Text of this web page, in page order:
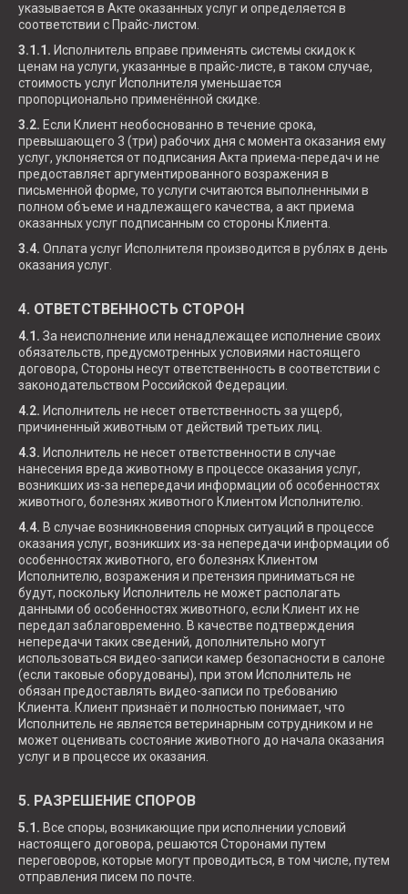
указывается в Акте оказанных услуг и определяется в
соответствии с Прайс-листом.
3.1.1. Исполнитель вправе применять системы скидок к
ценам на услуги, указанные в прайс-листе, в таком случае,
стоимость услуг Исполнителя уменьшается
пропорционально применённой скидке.
3.2. Если Клиент необоснованно в течение срока,
превышающего 3 (три) рабочих дня с момента оказания ему
услуг, уклоняется от подписания Акта приема-передач и не
предоставляет аргументированного возражения в
письменной форме, то услуги считаются выполненными в
полном объеме и надлежащего качества, а акт приема
оказанных услуг подписанным со стороны Клиента.
3.4. Оплата услуг Исполнителя производится в рублях в день
оказания услуг.
4. ОТВЕТСТВЕННОСТЬ СТОРОН
4.1. За неисполнение или ненадлежащее исполнение своих
обязательств, предусмотренных условиями настоящего
договора, Стороны несут ответственность в соответствии с
законодательством Российской Федерации.
4.2. Исполнитель не несет ответственность за ущерб,
причиненный животным от действий третьих лиц.
4.3. Исполнитель не несет ответственности в случае
нанесения вреда животному в процессе оказания услуг,
возникших из-за непередачи информации об особенностях
животного, болезнях животного Клиентом Исполнителю.
4.4. В случае возникновения спорных ситуаций в процессе
оказания услуг, возникших из-за непередачи информации об
особенностях животного, его болезнях Клиентом
Исполнителю, возражения и претензия приниматься не
будут, поскольку Исполнитель не может располагать
данными об особенностях животного, если Клиент их не
передал заблаговременно. В качестве подтверждения
непередачи таких сведений, дополнительно могут
использоваться видео-записи камер безопасности в салоне
(если таковые оборудованы), при этом Исполнитель не
обязан предоставлять видео-записи по требованию
Клиента. Клиент признаёт и полностью понимает, что
Исполнитель не является ветеринарным сотрудником и не
может оценивать состояние животного до начала оказания
услуг и в процессе их оказания.
5. РАЗРЕШЕНИЕ СПОРОВ
5.1. Все споры, возникающие при исполнении условий
настоящего договора, решаются Сторонами путем
переговоров, которые могут проводиться, в том числе, путем
отправления писем по почте.